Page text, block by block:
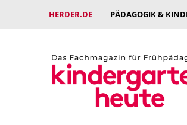
HERDER.DE PÄDAGOGIK &